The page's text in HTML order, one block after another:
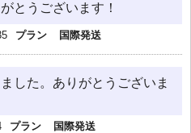
とうございます！
プラン 国際発送
した。ありがとうございま
プラン 国際発送